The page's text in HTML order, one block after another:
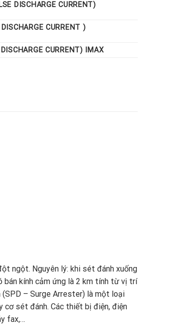
DISCHARGE CURRENT)
CURRENT )
CURRENT) IMAX
ngột. Nguyên lý: khi sét đánh xuống
bán kính cảm ứng là 2 km tính từ vị trí
(SPD – Surge Arrester) là một loại
cơ sét đánh. Các thiết bị điện, điện
fax,…